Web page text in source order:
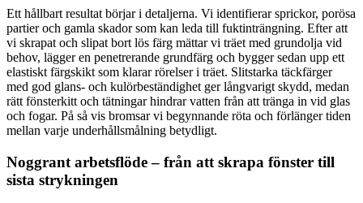
Ett hållbart resultat börjar i detaljerna. Vi identifierar sprickor, porösa
partier och gamla skador som kan leda till fuktinträngning. Efter att
vi skrapat och slipat bort lös färg mättar vi träet med grundolja vid
behov, lägger en penetrerande grundfärg och bygger sedan upp ett
elastiskt färgskikt som klarar rörelser i träet. Slitstarka täckfärger
med god glans- och kulörbeständighet ger långvarigt skydd, medan
rätt fönsterkitt och tätningar hindrar vatten från att tränga in vid glas
och fogar. På så vis bromsar vi begynnande röta och förlänger tiden
mellan varje underhållsmålning betydligt.
Noggrant arbetsflöde – från att skrapa fönster till
sista strykningen